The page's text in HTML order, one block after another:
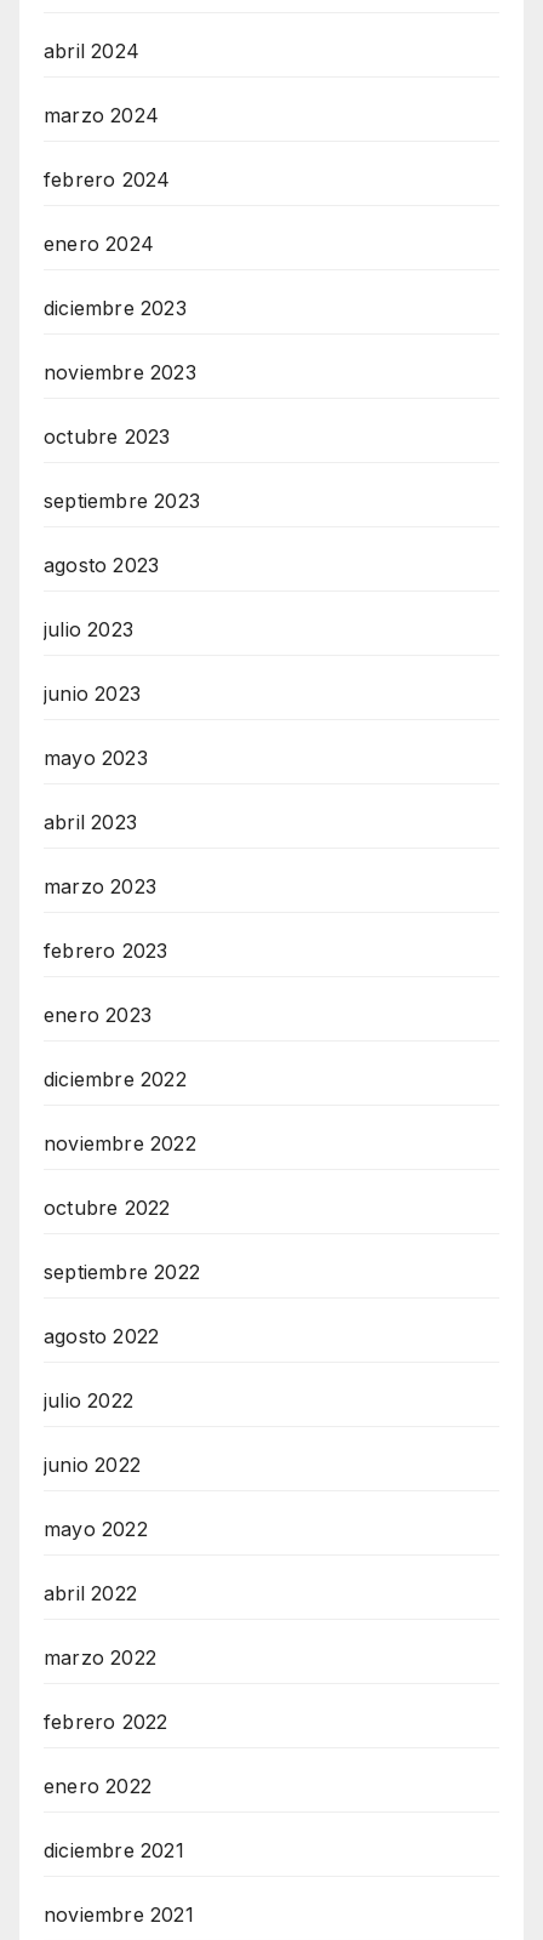
abril 2024
marzo 2024
febrero 2024
enero 2024
diciembre 2023
noviembre 2023
octubre 2023
septiembre 2023
agosto 2023
julio 2023
junio 2023
mayo 2023
abril 2023
marzo 2023
febrero 2023
enero 2023
diciembre 2022
noviembre 2022
octubre 2022
septiembre 2022
agosto 2022
julio 2022
junio 2022
mayo 2022
abril 2022
marzo 2022
febrero 2022
enero 2022
diciembre 2021
noviembre 2021